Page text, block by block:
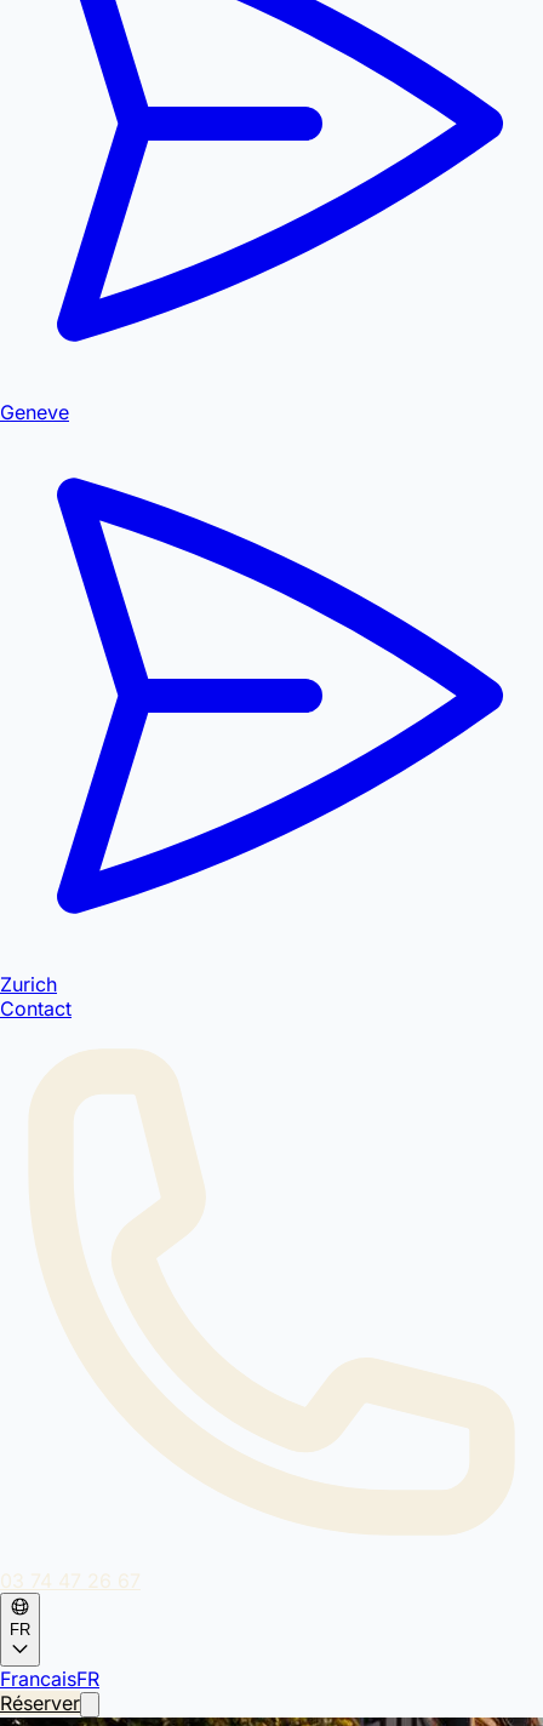
Geneve
Zurich
Contact
03 74 47 26 67
FR
FrancaisFR
Réserver